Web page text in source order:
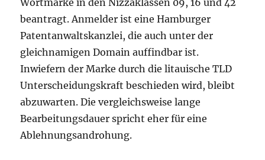
Wortmarke in den Nizzaklassen 09, 16 und 42
beantragt. Anmelder ist eine Hamburger
Patentanwaltskanzlei, die auch unter der
gleichnamigen Domain auffindbar ist.
Inwiefern der Marke durch die litauische TLD
Unterscheidungskraft beschieden wird, bleibt
abzuwarten. Die vergleichsweise lange
Bearbeitungsdauer spricht eher für eine
Ablehnungsandrohung.